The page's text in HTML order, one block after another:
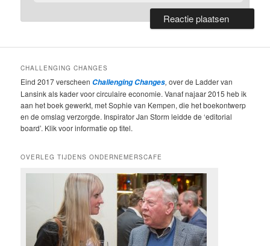
CHALLENGING CHANGES
Eind 2017 verscheen Challenging Changes, over de Ladder van
Lansink als kader voor circulaire economie. Vanaf najaar 2015 heb ik
aan het boek gewerkt, met Sophie van Kempen, die het boekontwerp
en de omslag verzorgde. Inspirator Jan Storm leidde de ‘editorial
board’. Klik voor informatie op titel.
OVERLEG TIJDENS ONDERNEMERSCAFE